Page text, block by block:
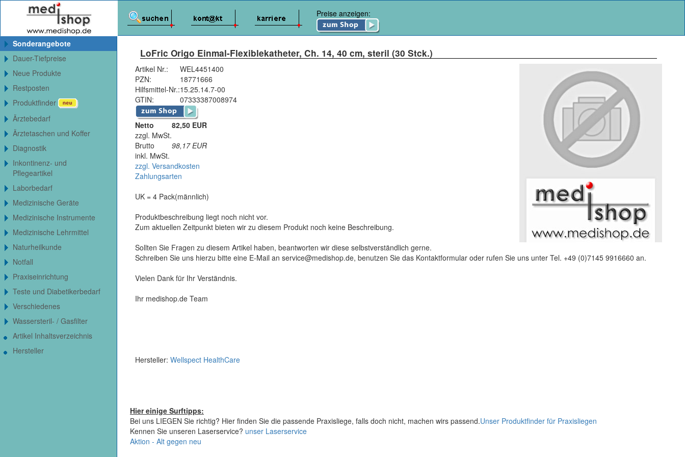
Preise anzeigen:
LoFric Origo Einmal-Flexiblekatheter, Ch. 14, 40 cm, steril (30 Stck.)
Artikel Nr.:
WEL4451400
PZN:
18771666
Hilfsmittel-Nr.:15.25.14.7-00
GTIN:
07333387008974
Netto
82,50 EUR
zzgl. MwSt.
Brutto
98,17 EUR
inkl. MwSt.
zzgl. Versandkosten
Zahlungsarten
UK = 4 Pack(männlich)
Produktbeschreibung liegt noch nicht vor.
Zum aktuellen Zeitpunkt bieten wir zu diesem Produkt noch keine Beschreibung.
Sollten Sie Fragen zu diesem Artikel haben, beantworten wir diese selbstverständlich gerne.
Schreiben Sie uns hierzu bitte eine E-Mail an service@medishop.de, benutzen Sie das Kontaktformular oder rufen Sie uns unter Tel. +49 (0)7145 9916660 an.
Vielen Dank für Ihr Verständnis.
Ihr medishop.de Team
Hersteller: Wellspect HealthCare
Hier einige Surftipps:
Bei uns LIEGEN Sie richtig? Hier finden Sie die passende Praxisliege, falls doch nicht, machen wirs passend.Unser Produktfinder für Praxisliegen
Kennen Sie unseren Laserservice? unser Laserservice
Aktion - Alt gegen neu
Sonderangebote
Dauer-Tiefpreise
Neue Produkte
Restposten
Produktfinder
Ärztebedarf
Ärztetaschen und Koffer
Diagnostik
Inkontinenz- und
Pflegeartikel
Laborbedarf
Medizinische Geräte
Medizinische Instrumente
Medizinische Lehrmittel
Naturheilkunde
Notfall
Praxiseinrichtung
Teste und Diabetikerbedarf
Verschiedenes
Wassersteril- / Gasfilter
Artikel Inhaltsverzeichnis
Hersteller